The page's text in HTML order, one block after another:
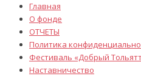
Главная
О фонде
ОТЧЕТЫ
Политика
Фестиваль «Добрый
Наставничество